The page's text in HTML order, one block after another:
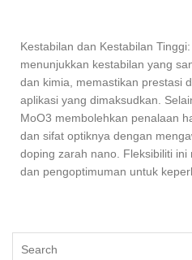
Kestabilan dan Kestabilan
menunjukkan kestabilan yang
dan kimia, memastikan prestasi
aplikasi yang dimaksudkan.
MoO3 membolehkan penalaan
dan sifat optiknya dengan
doping zarah nano. Fleksibiliti
dan pengoptimuman untuk